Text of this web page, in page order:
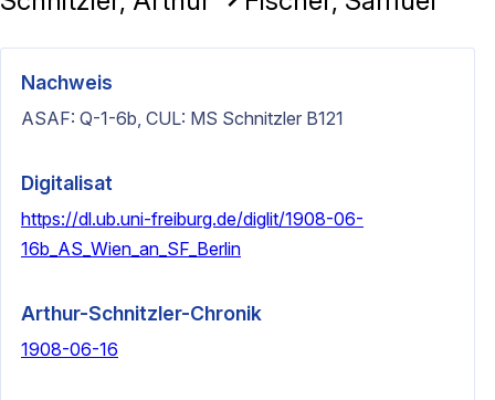
Nachweis
ASAF: Q-1-6b, CUL: MS Schnitzler B121
Digitalisat
https://dl.ub.uni-freiburg.de/diglit/1908-06-
16b_AS_Wien_an_SF_Berlin
Arthur-Schnitzler-Chronik
1908-06-16